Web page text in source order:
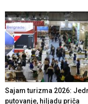
Sajam turizma 2026:
putovanje, hiljadu priča